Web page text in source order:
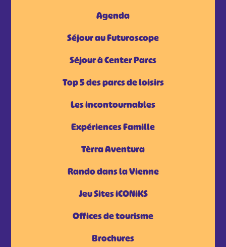
Agenda
Séjour au Futuroscope
Séjour à Center Parcs
Top 5 des parcs de loisirs
Les incontournables
Expériences Famille
Tèrra Aventura
Rando dans la Vienne
Jeu Sites iCONiKS
Offices de tourisme
Brochures